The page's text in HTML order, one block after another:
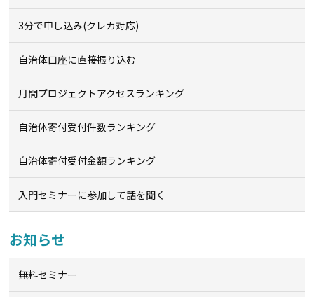
3分で申し込み(クレカ対応)
自治体口座に直接振り込む
月間プロジェクトアクセスランキング
自治体寄付受付件数ランキング
自治体寄付受付金額ランキング
入門セミナーに参加して話を聞く
お知らせ
無料セミナー